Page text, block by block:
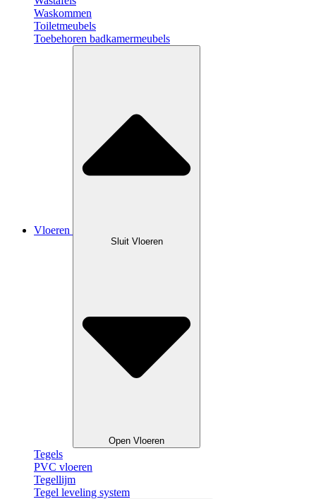
Waskommen
Toiletmeubels
Toebehoren badkamermeubels
Vloeren
Sluit Vloeren
Open Vloeren
Tegels
PVC vloeren
Tegellijm
Tegel leveling system